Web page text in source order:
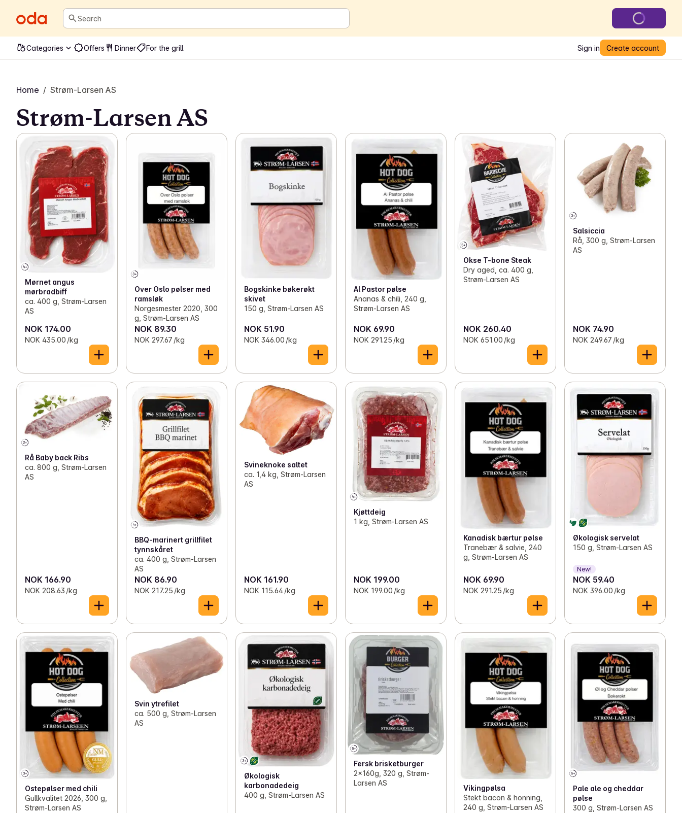
Search
Categories Offers Dinner For the grill Sign in Create account
Home / Strøm-Larsen AS
Strøm-Larsen AS
Mørnet angus
mørbradbiff
ca. 400 g, Strøm-Larsen
AS
NOK 174.00
NOK 435.00 /kg
Over Oslo pølser med
ramsløk
Norgesmester 2020, 300
g, Strøm-Larsen AS
NOK 89.30
NOK 297.67 /kg
Bogskinke bøkerøkt
skivet
150 g, Strøm-Larsen AS
NOK 51.90
NOK 346.00 /kg
Al Pastor pølse
Ananas & chili, 240 g,
Strøm-Larsen AS
NOK 69.90
NOK 291.25 /kg
Okse T-bone Steak
Dry aged, ca. 400 g,
Strøm-Larsen AS
NOK 260.40
NOK 651.00 /kg
Salsiccia
Rå, 300 g, Strøm-Larsen
AS
NOK 74.90
NOK 249.67 /kg
Rå Baby back Ribs
ca. 800 g, Strøm-Larsen
AS
NOK 166.90
NOK 208.63 /kg
BBQ-marinert grillfilet
tynnskåret
ca. 400 g, Strøm-Larsen
AS
NOK 86.90
NOK 217.25 /kg
Svineknoke saltet
ca. 1,4 kg, Strøm-Larsen
AS
NOK 161.90
NOK 115.64 /kg
Kjøttdeig
1 kg, Strøm-Larsen AS
NOK 199.00
NOK 199.00 /kg
Kanadisk bærtur pølse
Tranebær & salvie, 240
g, Strøm-Larsen AS
NOK 69.90
NOK 291.25 /kg
Økologisk servelat
150 g, Strøm-Larsen AS
New!
NOK 59.40
NOK 396.00 /kg
Ostepølser med chili
Gullkvalitet 2026, 300 g,
Strøm-Larsen AS
Svin ytrefilet
ca. 500 g, Strøm-Larsen
AS
Økologisk
karbonadedeig
400 g, Strøm-Larsen AS
Fersk brisketburger
2x160g, 320 g, Strøm-
Larsen AS
Vikingpølsa
Stekt bacon & honning,
240 g, Strøm-Larsen AS
Pale ale og cheddar
pølse
300 g, Strøm-Larsen AS